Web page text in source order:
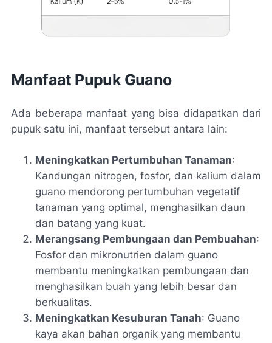
Manfaat Pupuk Guano
Ada beberapa manfaat yang bisa didapatkan dari
pupuk satu ini, manfaat tersebut antara lain:
Meningkatkan Pertumbuhan Tanaman:
Kandungan nitrogen, fosfor, dan kalium dalam
guano mendorong pertumbuhan vegetatif
tanaman yang optimal, menghasilkan daun
dan batang yang kuat.
Merangsang Pembungaan dan Pembuahan:
Fosfor dan mikronutrien dalam guano
membantu meningkatkan pembungaan dan
menghasilkan buah yang lebih besar dan
berkualitas.
Meningkatkan Kesuburan Tanah: Guano
kaya akan bahan organik yang membantu